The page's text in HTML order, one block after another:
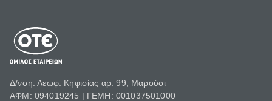
Δ/νση: Λεωφ. Κηφισίας αρ. 99, Μαρούσι
ΑΦΜ: 094019245 | ΓΕΜΗ: 001037501000